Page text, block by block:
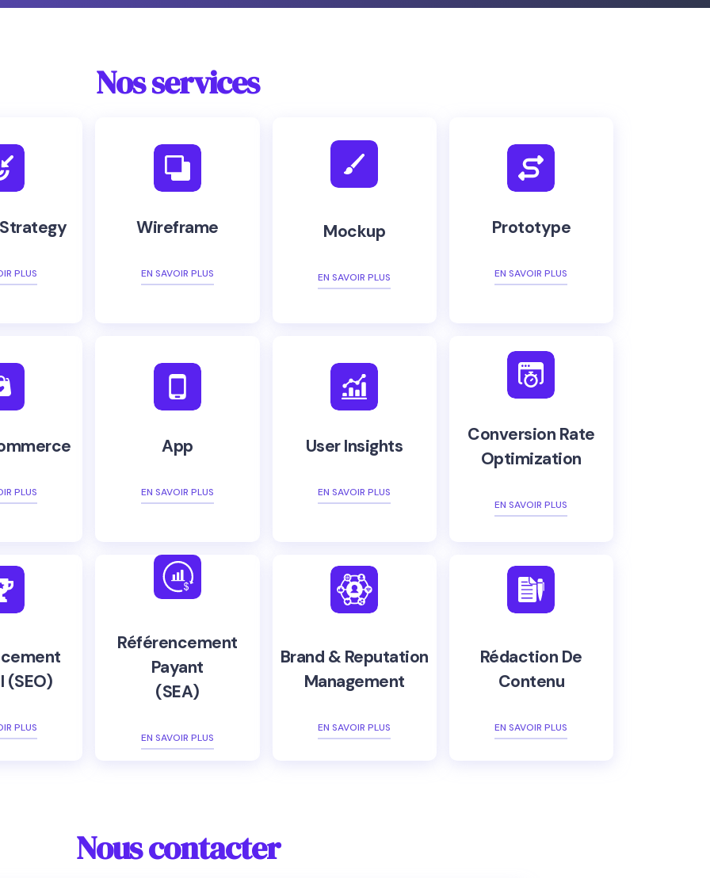
Nos services
PLUS
Wireframe
EN SAVOIR PLUS
Mockup
EN SAVOIR PLUS
Prototype
EN SAVOIR PLUS
PLUS
App
EN SAVOIR PLUS
User Insights
EN SAVOIR PLUS
Conversion Rate
Optimization
EN SAVOIR PLUS
(SEO)
PLUS
Référencement
Payant
(SEA)
EN SAVOIR PLUS
Brand & Reputation
Management
EN SAVOIR PLUS
Rédaction De
Contenu
EN SAVOIR PLUS
Nous contacter